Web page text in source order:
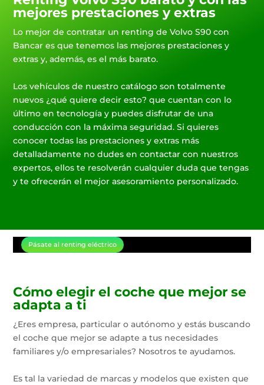
mejores prestaciones y extras
Lo mejor de contratar un renting de Volvo S90 con
Bancar es que tenemos las mejores prestaciones y
extras y, además, es el más barato.
Los vehículos de nuestro catálogo son totalmente
nuevos ¿qué quiere decir esto? que cuentan con lo
último en tecnología y puedes disfrutar de una
conducción con la máxima seguridad. Si quieres
conocer todas las prestaciones y extras más
detalladamente no dudes en contactar con nuestros
expertos, ellos te resolverán cualquier duda que tengas
y te ofrecerán el mejor asesoramiento personalizado.
Pásate al renting eléctrico
Cómo elegir el coche que mejor se
adapta a ti
¿Eres empresa, particular o autónomo y estás buscando
el coche que mejor se adapte a tus necesidades
familiares y/o empresariales? Nosotros te ayudamos.
Es tal la variedad de marcas y modelos que existen que